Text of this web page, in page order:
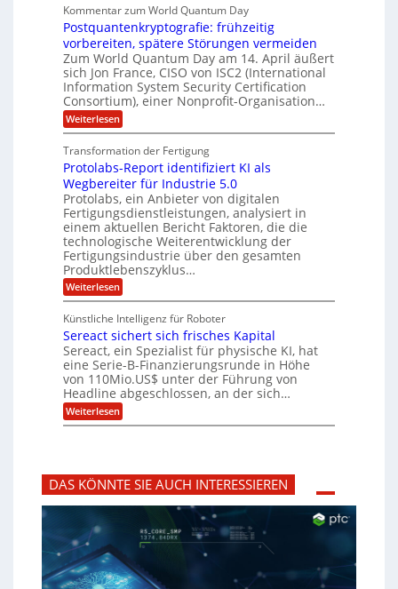
U
S
-
D
o
l
l
a
M
E
A
u
n
d
L
a
t
e
i
n
a
m
e
r
i
k
a
e
f
C
u
s
t
o
m
e
r
O
ff
c
e
n
e
t
K
o
m
p
e
t
e
n
z
e
n
t
r
u
m
f
ü
r
3
D
D
r
u
c
k
f
t
r
a
g
s
d
ä
m
p
e
f
ü
r
d
e
n
M
a
s
c
h
n
e
n
-
u
n
d
A
n
e
n
Kommentar zum World Quantum Day
Postquantenkryptografie: frühzeitig
vorbereiten, spätere Störungen vermeiden
Zum World Quantum Day am 14. April äußert
sich Jon France, CISO von ISC2 (International
Information System Security Certification
Consortium), einer Nonprofit-Organisation…
Weiterlesen:
P
s
t
q
u
a
n
t
e
n
k
r
y
p
t
o
g
r
a
f
i
e
:
f
z
e
i
o
r
Transformation der Fertigung
Protolabs-Report identifiziert KI als
Wegbereiter für Industrie 5.0
Protolabs, ein Anbieter von digitalen
Fertigungsdienstleistungen, analysiert in
einem aktuellen Bericht Faktoren, die die
technologische Weiterentwicklung der
Fertigungsindustrie über den gesamten
Produktlebenszyklus…
Weiterlesen:
P
o
t
o
l
a
b
s
-
R
r
t
i
d
i
f
i
Künstliche Intelligenz für Roboter
Sereact sichert sich frisches Kapital
Sereact, ein Spezialist für physische KI, hat
eine Serie-B-Finanzierungsrunde in Höhe
von 110Mio.US$ unter der Führung von
Headline abgeschlossen, an der sich…
Weiterlesen:
S
a
c
t
s
e
r
t
DAS KÖNNTE SIE AUCH INTERESSIEREN